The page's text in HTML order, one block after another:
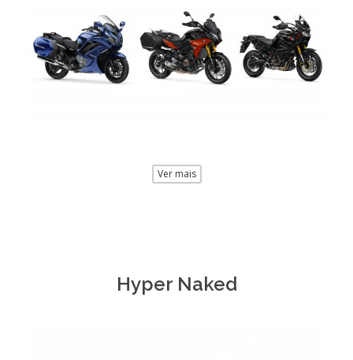
Ver mais
Hyper Naked